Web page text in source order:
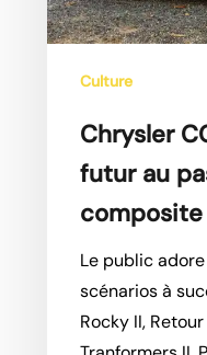
du
futur
composite
Culture
Chrysler
futur au
composite
Le public
scénarios à
Rocky II,